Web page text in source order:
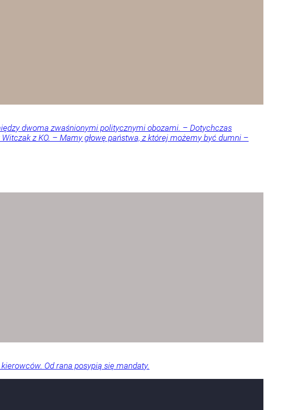
dwoma zwaśnionymi politycznymi obozami. – Dotychczas
z KO. – Mamy głowę państwa, z której możemy być dumni –
Od rana posypią się mandaty.